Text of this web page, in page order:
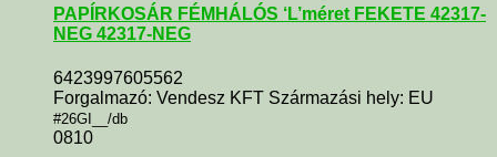
PAPÍRKOSÁR FÉMHÁLÓS ‘L’méret FEKETE 42317-
NEG 42317-NEG
6423997605562
Forgalmazó: Vendesz KFT Származási hely: EU
#26GI__/db
0810